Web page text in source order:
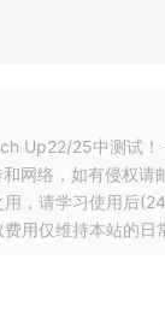
Up22/25中测试！
网络，如有侵权请
，请学习使用后
用仅维持本站的日